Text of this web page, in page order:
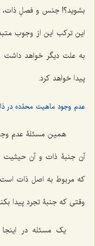
بشوید؟! جنس و فصلِ ذات،
این ترکب این از وجوب
به علت دیگر خواهد
پیدا خواهد کرد.
عدم وجود ماهیت محدّده در
همین مسئلۀ عدم
آن جنبۀ ذات و آن حیثیت
که مربوط به اصل ذات
وقتى که جنبۀ تجرد پیدا
یک مسئله در اینجا